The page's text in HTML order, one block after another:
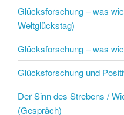
Glücksforschung – was
Weltglückstag)
Glücksforschung – was
Glücksforschung und
Der Sinn des Strebens /
(Gespräch)